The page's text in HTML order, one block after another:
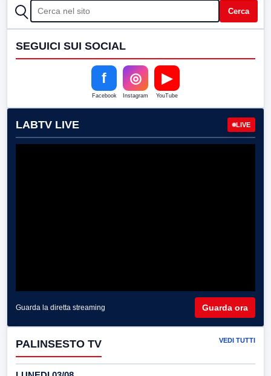
CERCA Cerca
SEGUICI SUI SOCIAL
f
Facebook
◎
Instagram
▶
YouTube
LABTV LIVE LIVE
Guarda la diretta streaming Guarda ora
PALINSESTO TV VEDI TUTTI